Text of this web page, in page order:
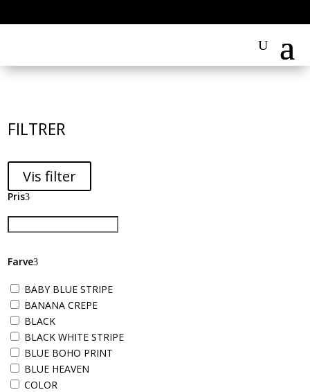
FILTRER
Vis filter
Pris
Farve
BABY BLUE STRIPE
BANANA CREPE
BLACK
BLACK WHITE STRIPE
BLUE BOHO PRINT
BLUE HEAVEN
COLOR